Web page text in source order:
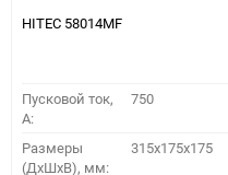
HITEC 58014MF
Пусковой ток,
A:
750
Размеры
(ДхШхВ), мм:
315x175x175